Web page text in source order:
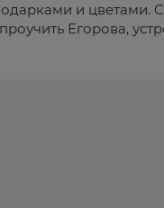
и цветами.
Егорова,